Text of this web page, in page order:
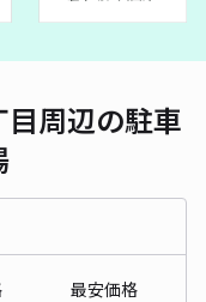
周辺の駐車
最安価格